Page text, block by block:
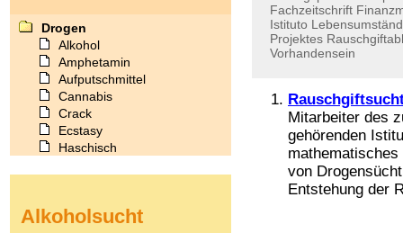
Fachzeitschrift
Istituto
Projektes
Vorhandensein
Mitarbeiter des
gehörenden
von
Entstehung der
Drogen
Alkohol
Amphetamin
Aufputschmittel
Cannabis
Crack
Ecstasy
Haschisch
Kokain
Alkoholsucht